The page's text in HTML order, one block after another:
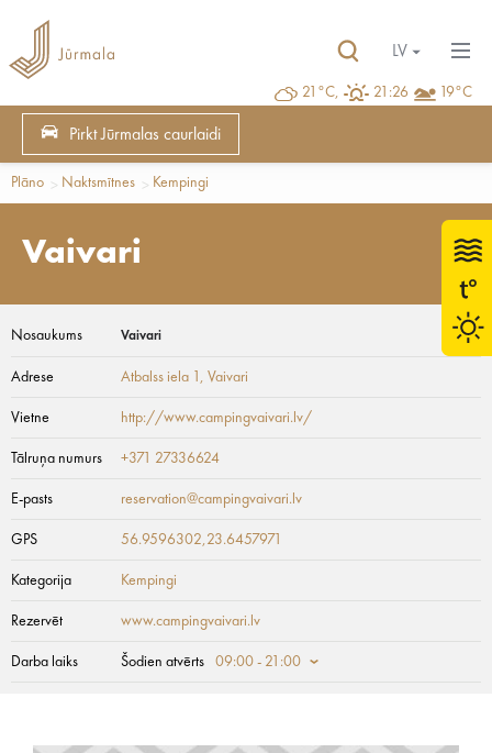
21°C, 21:26 19°C
LV
Pirkt Jūrmalas caurlaidi
Plāno Naktsmītnes Kempingi
Vaivari
Nosaukums Vaivari
Adrese Atbalss iela 1 , Vaivari
Vietne http://www.campingvaivari.lv/
Tālruņa numurs +371 27336624
E-pasts reservation@campingvaivari.lv
GPS 56.9596302,23.6457971
Kategorija Kempingi
Rezervēt www.campingvaivari.lv
Darba laiks Šodien atvērts 09:00 - 21:00